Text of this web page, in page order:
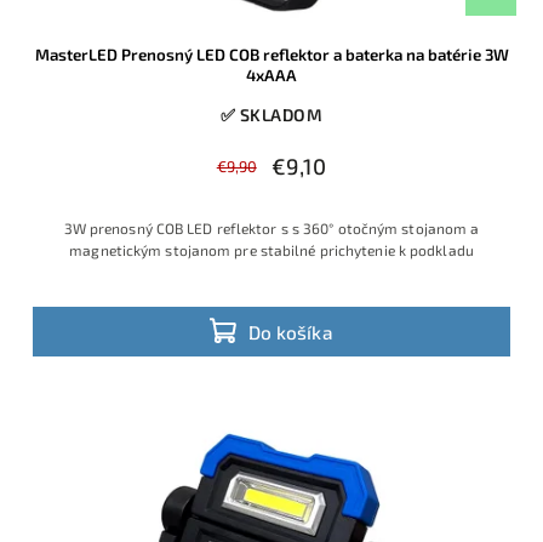
MasterLED Prenosný LED COB reflektor a baterka na batérie 3W
4xAAA
✅ SKLADOM
€9,90 €9,10
Do košíka
3W prenosný COB LED reflektor s s 360° otočným stojanom a
magnetickým stojanom pre stabilné prichytenie k podkladu